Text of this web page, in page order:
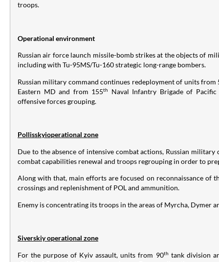
troops.
Operational environment
Russian air force launch missile-bomb strikes at the objects of
including with Tu-95MS/Tu-160 strategic long-range bombers.
Russian military command continues redeployment of units from
Eastern MD and from 155th
Naval Infantry Brigade of
offensive forces grouping.
Pollisskyioperational zone
Due to the absence of intensive combat actions, Russian military
combat capabilities renewal and troops regrouping in order to
Along with that, main efforts are focused on reconnaissance of
crossings and replenishment of POL and ammunition.
Enemy is concentrating its troops in the areas of Myrcha, Dymer
Siverskiy operational zone
For the purpose of Kyiv assault, units from 90th tank division